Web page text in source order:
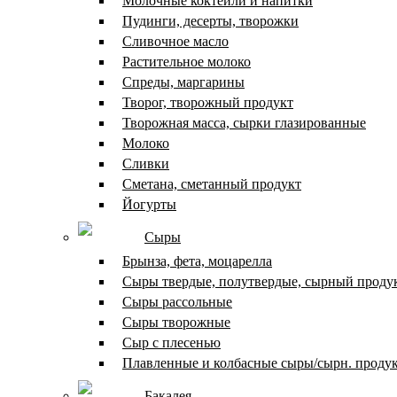
Пудинги, десерты, творожки
Сливочное масло
Растительное молоко
Спреды, маргарины
Творог, творожный продукт
Творожная масса, сырки глазированные
Молоко
Сливки
Сметана, сметанный продукт
Йогурты
Сыры
Брынза, фета, моцарелла
Сыры твердые, полутвердые, сырный
Сыры рассольные
Сыры творожные
Сыр с плесенью
Плавленные и колбасные сыры/сырн.